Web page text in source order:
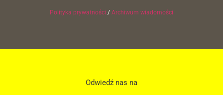
Polityka prywatności / Archiwum wiadomości
Odwiedź nas na